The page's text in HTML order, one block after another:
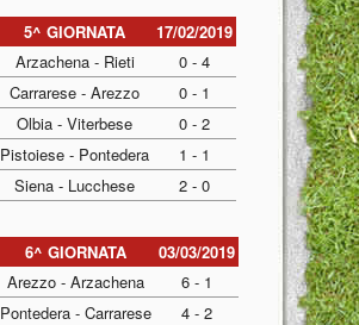
5^ GIORNATA
17/02/2019
Arzachena - Rieti
0 - 4
Carrarese - Arezzo
0 - 1
Olbia - Viterbese
0 - 2
Pistoiese - Pontedera
1 - 1
Siena - Lucchese 2 - 0
6^ GIORNATA
03/03/2019
Arezzo - Arzachena
6 - 1
Pontedera - Carrarese
4 - 2